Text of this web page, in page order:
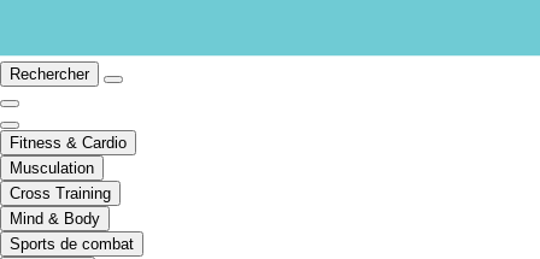
Rechercher
Fitness & Cardio
Musculation
Cross Training
Mind & Body
Sports de combat